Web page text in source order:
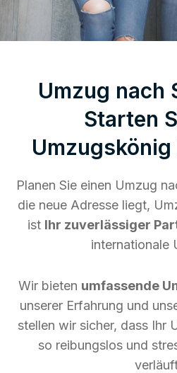
Umzug nach
Starten
Planen Sie einen Umzug
die neue Adresse liegt,
ist Ihr zuverlässiger
internationale
Wir bieten umfassende
unserer Erfahrung und
stellen wir sicher, dass Ihr
so reibungslos und